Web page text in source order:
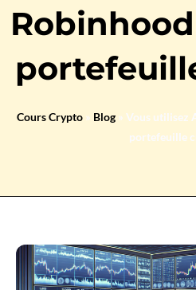
Cours Crypto» Blog» Vous utilisez
portefeuille